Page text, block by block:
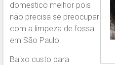
domestico melhor pois
não precisa se preocupar
com a limpeza de fossa
em São Paulo.
Baixo custo para